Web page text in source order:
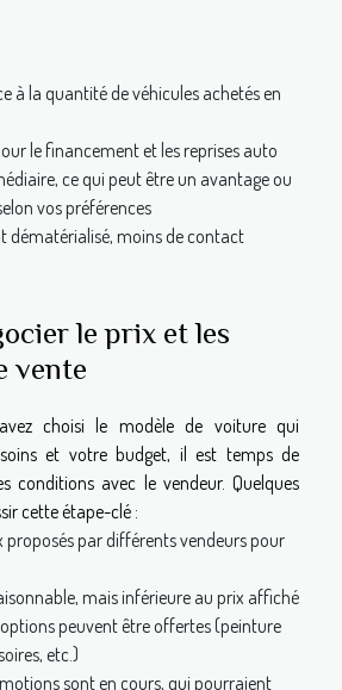
à la quantité de véhicules achetés en
le financement et les reprises auto
ce qui peut être un avantage ou
vos préférences
dématérialisé, moins de contact
le prix et les
vente
choisi le modèle de voiture qui
et votre budget, il est temps de
conditions avec le vendeur. Quelques
cette étape-clé :
proposés par différents vendeurs pour
mais inférieure au prix affiché
peuvent être offertes (peinture
etc.)
sont en cours, qui pourraient